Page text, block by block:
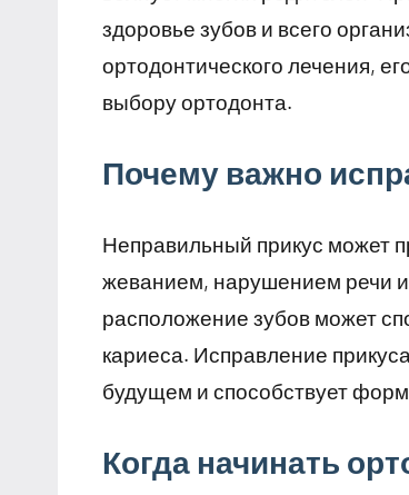
здоровье зубов и всего
ортодонтического лечения,
выбору ортодонта.
Почему важно
Неправильный прикус может
жеванием, нарушением речи
расположение зубов может
кариеса. Исправление
будущем и способствует
Когда начинать